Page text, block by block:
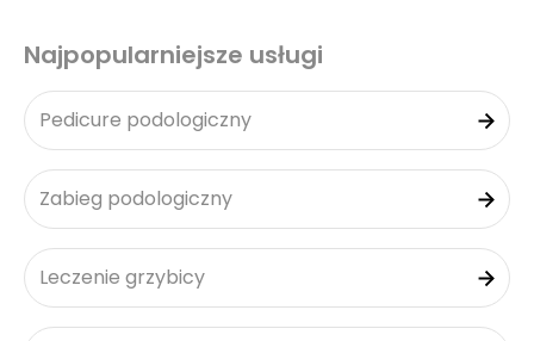
Najpopularniejsze usługi
Pedicure podologiczny
Zabieg podologiczny
Leczenie grzybicy